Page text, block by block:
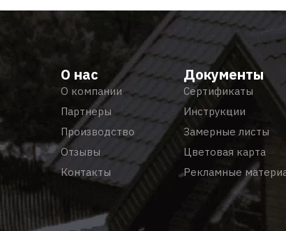
О нас
О компании
Партнеры
Производство
Отзывы
Контакты
Документы
Сертификаты
Инструкции
Замерные листы
Цветовая карта
Рекламные